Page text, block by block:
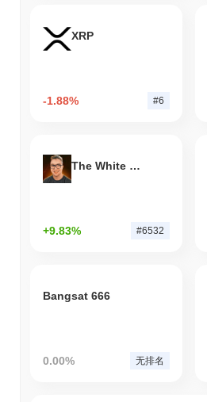
XRP
-1.88% #6
The White Bull
+9.83% #6532
Bangsat 666
0.00% 无排名